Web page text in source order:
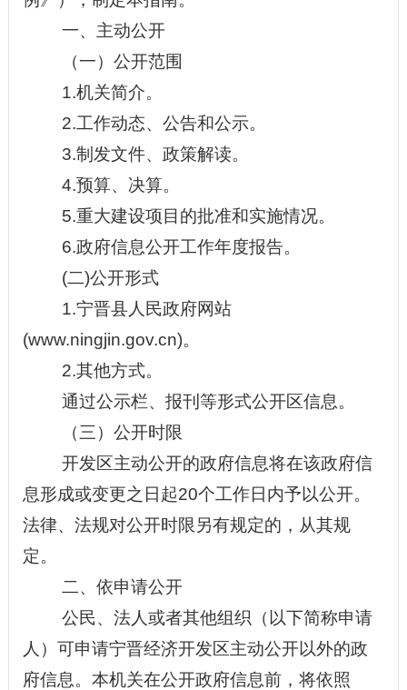
一、 主动公开
（一）公开范围
1.机关简介。
2.工作动态、公告和公示。
3.制发文件、 政策解读。
4.预算、决算。
5.重大建设项目的批准和实施情况。
6.政府信息公开工作年度报告。
(二)公开形式
1.宁晋县人民政府网站
(www.ningjin.gov.cn)。
2.其他方式。
通过公示栏、报刊等形式公开区信息。
（三）公开时限
开发区主动公开的政府信息将在该政府信
息形成或变更之日起20个工作日内予以公开。
法律、法规对公开时限另有规定的，从其规
定。
二、依申请公开
公民、法人或者其他组织（以下简称申请
人）可申请宁晋经济开发区主动公开以外的政
府信息。本机关在公开政府信息前，将依照